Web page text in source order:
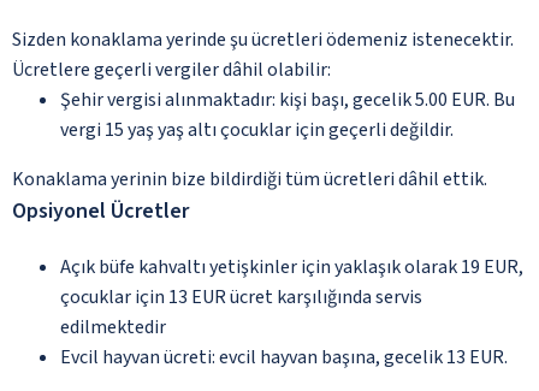
Sizden konaklama yerinde şu ücretleri ödemeniz istenecektir.
Ücretlere geçerli vergiler dâhil olabilir:
Şehir vergisi alınmaktadır: kişi başı, gecelik 5.00 EUR. Bu
vergi 15 yaş yaş altı çocuklar için geçerli değildir.
Konaklama yerinin bize bildirdiği tüm ücretleri dâhil ettik.
Opsiyonel Ücretler
Açık büfe kahvaltı yetişkinler için yaklaşık olarak 19 EUR,
çocuklar için 13 EUR ücret karşılığında servis
edilmektedir
Evcil hayvan ücreti: evcil hayvan başına, gecelik 13 EUR.